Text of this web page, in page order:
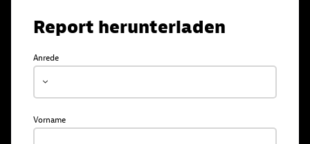
Report herunterladen
Anrede
Vorname